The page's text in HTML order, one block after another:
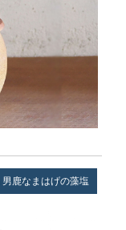
男鹿なまはげの藻塩